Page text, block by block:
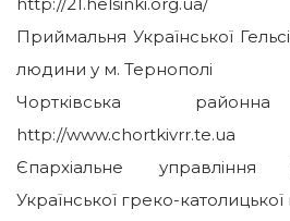
Приймальня Української
людини у м. Тернополі
Чортківська
http://www.chortkivrr.te.ua
Єпархіальне управління
Української греко-